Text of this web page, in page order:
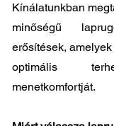
Kínálatunkban
minőségű
erősítések,
optimális
menetkomfortját.